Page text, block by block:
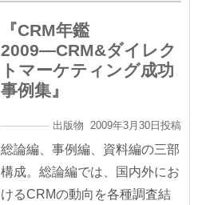
『CRM年鑑
2009―CRM&ダイレク
トマーケティング成功
事例集』
出版物 2009年3月30日投稿
総論編、事例編、資料編の三部
構成。総論編では、国内外にお
けるCRMの動向を各種調査結